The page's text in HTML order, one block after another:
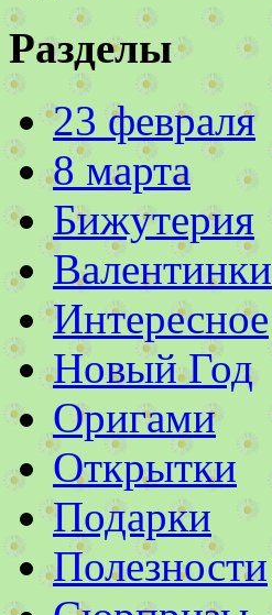
Разделы
23 февраля
8 марта
Бижутерия
Валентинки
Интересное
Новый Год
Оригами
Открытки
Подарки
Полезности